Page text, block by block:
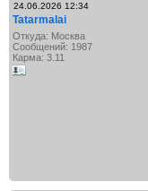
24.06.2026 12:34
Tatarmalai
Откуда: Москва
Сообщений: 1987
Карма: 3.11